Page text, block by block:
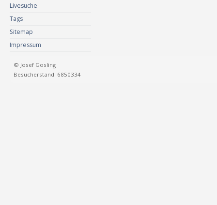
Livesuche
Tags
Sitemap
Impressum
© Josef Gosling
Besucherstand: 6850334